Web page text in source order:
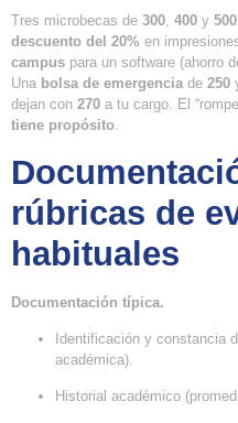
Tres microbecas de 300, 400 y 500
descuento del 20% en
campus para un software (ahorro
Una bolsa de emergencia de 250
dejan con 270 a tu cargo. El
tiene propósito.
rúbricas de
habituales
Documentación típica.
Identificación y constancia
académica).
Historial académico